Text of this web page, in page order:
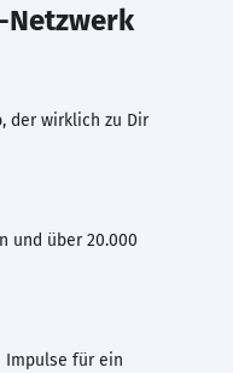
Netzwerk
der wirklich zu Dir
und über 20.000
Impulse für ein